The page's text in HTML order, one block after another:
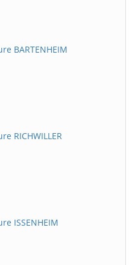
BARTENHEIM
RICHWILLER
ISSENHEIM